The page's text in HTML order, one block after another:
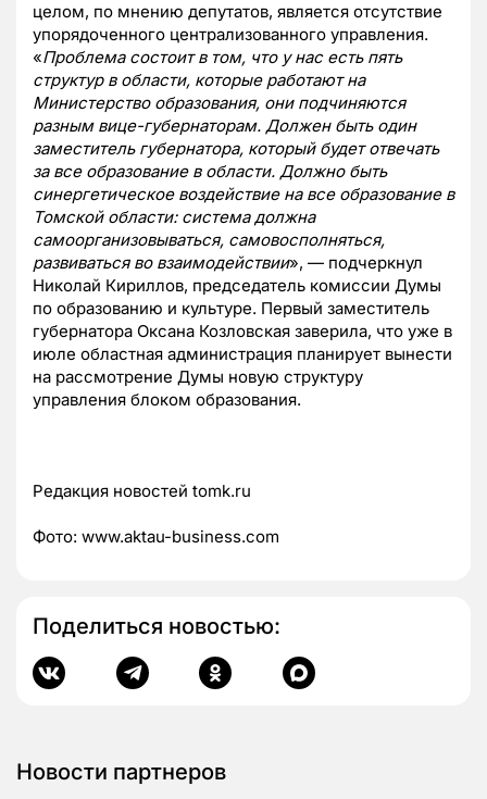
целом, по мнению депутатов, является отсутствие
упорядоченного централизованного управления.
«Проблема состоит в том, что у нас есть пять
структур в области, которые работают на
Министерство образования, они подчиняются
разным вице-губернаторам. Должен быть один
заместитель губернатора, который будет отвечать
за все образование в области. Должно быть
синергетическое воздействие на все образование в
Томской области: система должна
самоорганизовываться, самовосполняться,
развиваться во взаимодействии», — подчеркнул
Николай Кириллов, председатель комиссии Думы
по образованию и культуре. Первый заместитель
губернатора Оксана Козловская заверила, что уже в
июле областная администрация планирует вынести
на рассмотрение Думы новую структуру
управления блоком образования.
Редакция новостей tomk.ru
Фото: www.aktau-business.com
Поделиться новостью:
Новости партнеров